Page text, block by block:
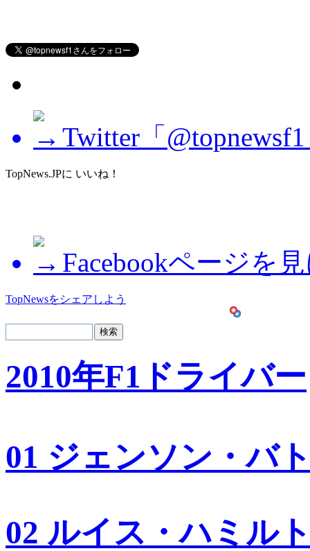
Twitter「
TopNews.JPに いいね！
Facebookページを
TopNewsをシェアしよう
2010年F1ドライバー
01 ジェンソン・バ
02 ルイス・ハミル